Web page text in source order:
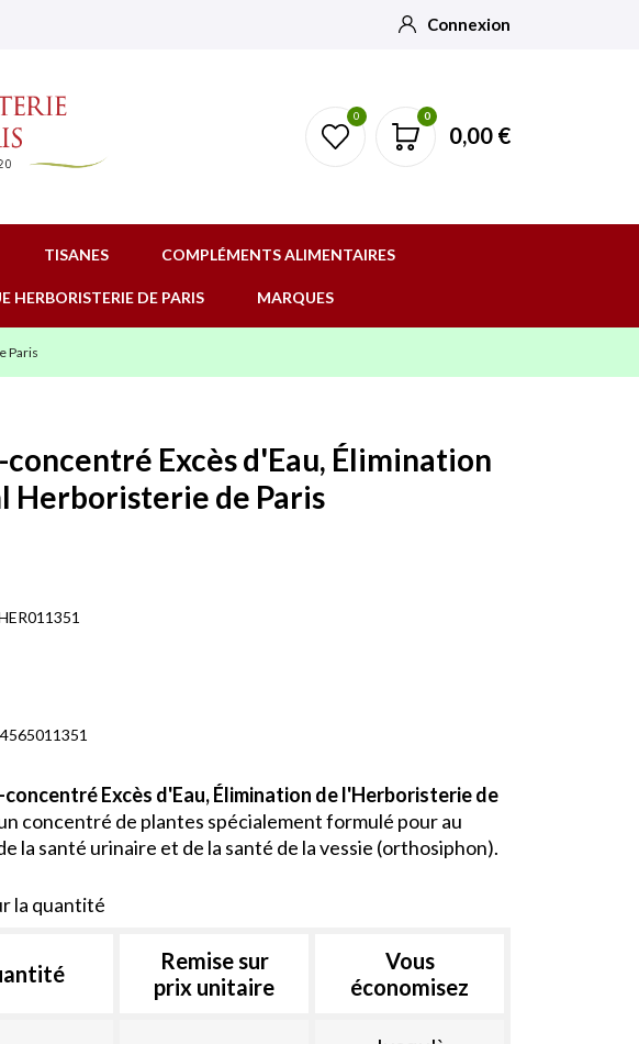
Connexion
0 0
0,00 €
TISANES COMPLÉMENTS ALIMENTAIRES
HERBORISTERIE DE PARIS MARQUES
Paris
concentré Excès d'Eau, Élimination
Herboristerie de Paris
Excès d'Eau, Élimination de l'Herboristerie de
concentré de plantes spécialement formulé pour au
la santé urinaire et de la santé de la vessie (orthosiphon).
la quantité
Remise sur
prix unitaire
Vous
économisez